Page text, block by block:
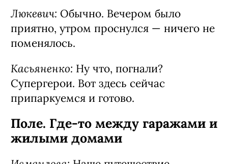
Люкевич: Обычно. Вечером было
приятно, утром проснулся — ничего не
поменялось.
Касьяненко: Ну что, погнали?
Супергерои. Вот здесь сейчас
припаркуемся и готово.
Поле. Где-то между гаражами и
жилыми домами